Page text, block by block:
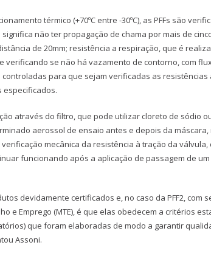
térmico (+70ºC entre -30ºC), as PFFs são
não ter propagação de chama por mais de
de 20mm; resistência a respiração, que é
verificando se não há vazamento de contorno, com
para que sejam verificadas as
especificados.
através do filtro, que pode utilizar cloreto de sódio
aerossol de ensaio antes e depois da
mecânica da resistência à tração da
funcionando após a aplicação de passagem de
devidamente certificados e, no caso da PFF2, com
e Emprego (MTE), é que elas obedecem a critérios
que foram elaboradas de modo a garantir
Assoni.